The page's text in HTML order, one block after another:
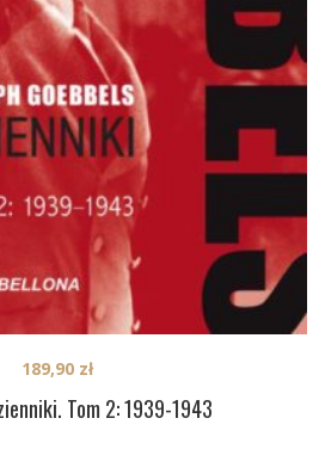
Tom 2: 1939-1943
189,90 zł